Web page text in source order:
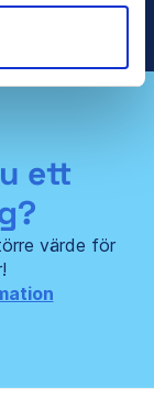
ett
värde för